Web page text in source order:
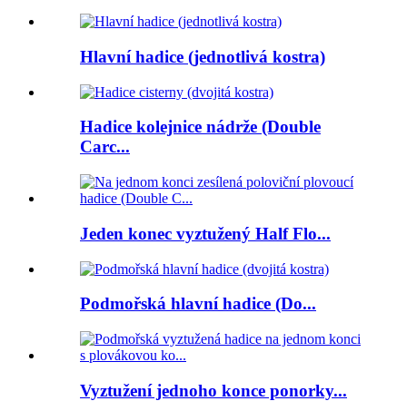
Hlavní hadice (jednotlivá kostra)
Hadice kolejnice nádrže (Double
Carc...
Jeden konec vyztužený Half Flo...
Podmořská hlavní hadice (Do...
Vyztužení jednoho konce ponorky...